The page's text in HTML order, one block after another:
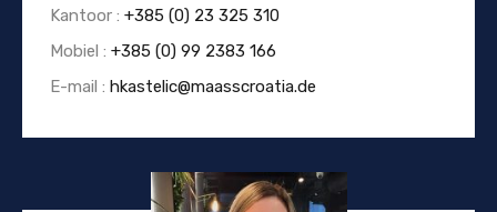
Kantoor : +385 (0) 23 325 310
Mobiel : +385 (0) 99 2383 166
E-mail : hkastelic@maasscroatia.de